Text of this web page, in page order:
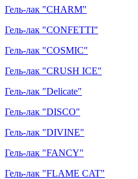
Гель-лак "CHARM"
Гель-лак "CONFETTI"
Гель-лак "COSMIC"
Гель-лак "CRUSH ICE"
Гель-лак "Delicate"
Гель-лак "DISCO"
Гель-лак "DIVINE"
Гель-лак "FANCY"
Гель-лак "FLAME CAT"